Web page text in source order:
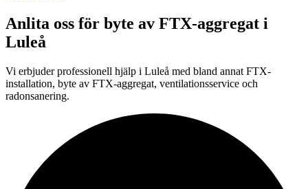
Anlita oss för byte av FTX-aggregat i
Luleå
Vi erbjuder professionell hjälp i Luleå med bland annat FTX-
installation, byte av FTX-aggregat, ventilationsservice och
radonsanering.